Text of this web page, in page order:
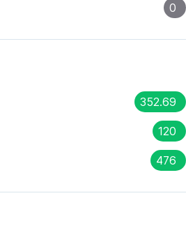
0
352.69
120
476